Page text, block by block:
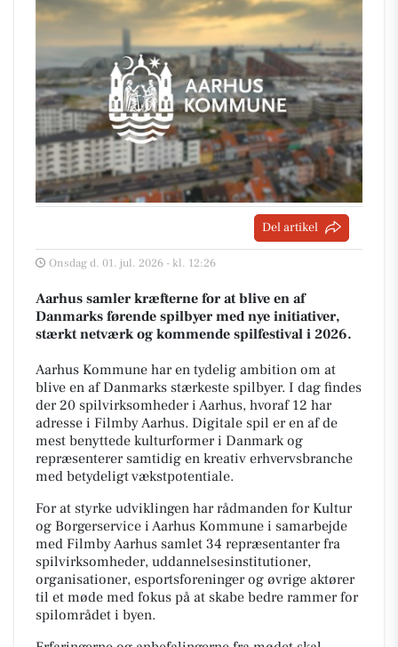
Del artikel
Onsdag d. 01. jul. 2026 - kl. 12:26
Aarhus samler kræfterne for at blive en af
Danmarks førende spilbyer med nye initiativer,
stærkt netværk og kommende spilfestival i 2026.
Aarhus Kommune har en tydelig ambition om at
blive en af Danmarks stærkeste spilbyer. I dag findes
der 20 spilvirksomheder i Aarhus, hvoraf 12 har
adresse i Filmby Aarhus. Digitale spil er en af de
mest benyttede kulturformer i Danmark og
repræsenterer samtidig en kreativ erhvervsbranche
med betydeligt vækstpotentiale.
For at styrke udviklingen har rådmanden for Kultur
og Borgerservice i Aarhus Kommune i samarbejde
med Filmby Aarhus samlet 34 repræsentanter fra
spilvirksomheder, uddannelsesinstitutioner,
organisationer, esportsforeninger og øvrige aktører
til et møde med fokus på at skabe bedre rammer for
spilområdet i byen.